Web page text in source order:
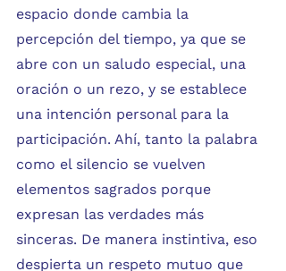
espacio donde cambia la
percepción del tiempo, ya que se
abre con un saludo especial, una
oración o un rezo, y se establece
una intención personal para la
participación. Ahí, tanto la palabra
como el silencio se vuelven
elementos sagrados porque
expresan las verdades más
sinceras. De manera instintiva, eso
despierta un respeto mutuo que